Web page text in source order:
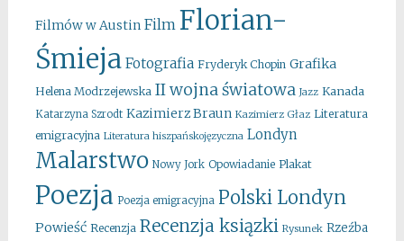
Filmów w Austin Film Florian-
Śmieja Fotografia Fryderyk Chopin Grafika
Helena Modrzejewska II wojna światowa Jazz Kanada
Katarzyna Szrodt Kazimierz Braun Kazimierz Głaz Literatura
emigracyjna Literatura hiszpańskojęzyczna Londyn
Malarstwo Nowy Jork Opowiadanie Plakat
Poezja Poezja emigracyjna Polski Londyn
Powieść Recenzja Recenzja ksiązki Rysunek Rzeźba